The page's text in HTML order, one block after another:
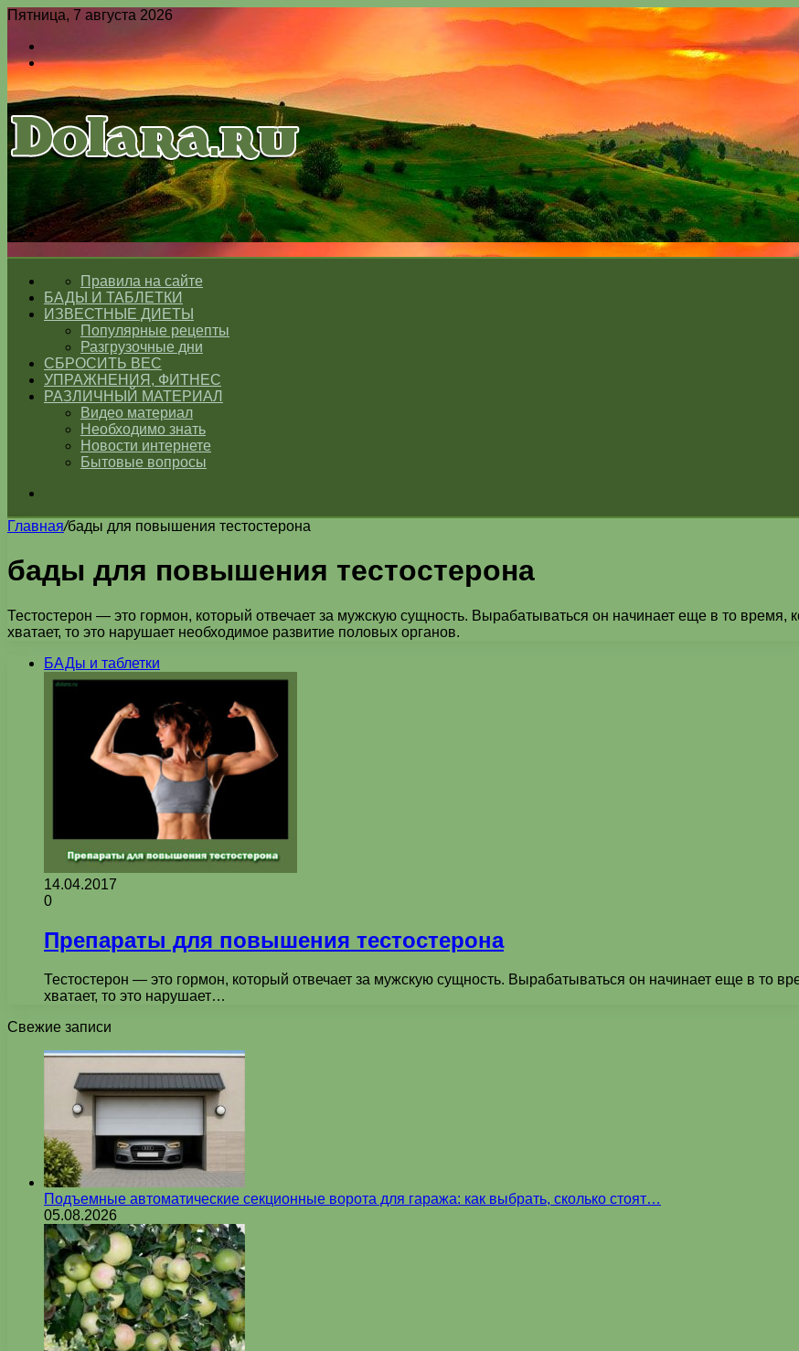
Пятница, 7 августа 2026
Switch
skin
Меню
Switch
ГЛАВНАЯПравила на сайте
БАДЫ И ТАБЛЕТКИ
ИЗВЕСТНЫЕ ДИЕТЫ
Популярные рецепты
Разгрузочные дни
СБРОСИТЬ ВЕС
УПРАЖНЕНИЯ, ФИТНЕС
РАЗЛИЧНЫЙ МАТЕРИАЛ
Видео материал
Необходимо знать
Новости интернете
Бытовые вопросы
Главная/бады для повышения тестостерона
бады для повышения тестостерона
Тестостерон — это гормон, который отвечает за мужскую сущность. Вырабатываться он начинает еще в то время,
хватает, то это нарушает необходимое развитие половых органов.
БАДы и таблетки
14.04.2017
0
Препараты для повышения тестостерона
Тестостерон — это гормон, который отвечает за мужскую сущность. Вырабатываться он начинает еще в то
хватает, то это нарушает…
Свежие записи
Подъемные автоматические секционные ворота для гаража: как выбрать, сколько стоят…
05.08.2026